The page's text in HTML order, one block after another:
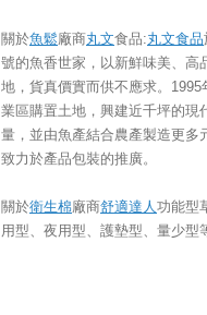
關於魚鬆廠商丸文食品:丸文食品
號的魚香世家，以新鮮味美、高
地，貨真價實而供不應求。
業區購置土地，興建近千坪的現
量，並由魚產結合農產製造更多
致力於產品包裝的推廣。
關於衛生棉廠商舒適達人功能型
用型、夜用型、護墊型、量少型